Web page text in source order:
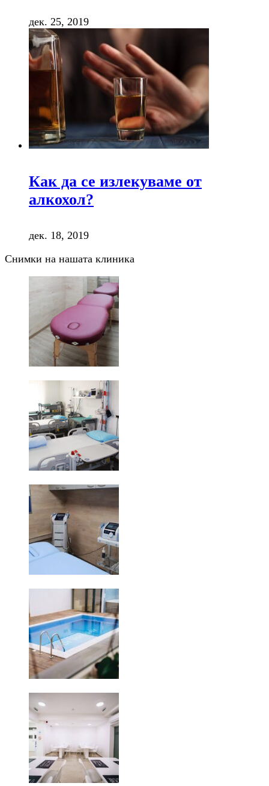
дек. 25, 2019
Как да се излекуваме от
алкохол?
дек. 18, 2019
Снимки на нашата клиника